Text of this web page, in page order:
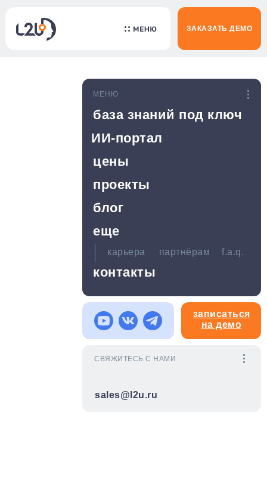
ЗАКАЗАТЬ ДЕМО
МЕНЮ
записаться
на демо
СВЯЖИТЕСЬ С НАМИ
ИИ-портал
база знаний под ключ
цены
проекты
блог
контакты
sales@l2u.ru
еще
карьера партнёрам f.a.q.